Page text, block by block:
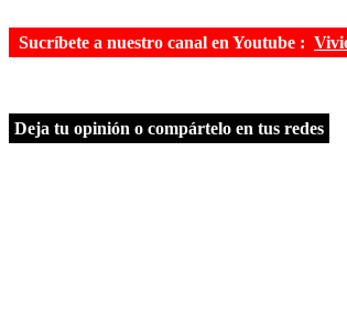
Sucríbete a nuestro canal en Youtube :
Deja tu opinión o compártelo en tus redes